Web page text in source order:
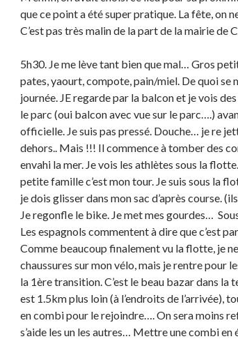
que ce point a été super pratique. La fête, on
C’est pas très malin de la part de la mairie de
5h30. Je me lève tant bien que mal… Gros
pates, yaourt, compote, pain/miel. De quoi se
journée. JE regarde par la balcon et je vois
le parc (oui balcon avec vue sur le parc….)
officielle. Je suis pas pressé. Douche… je re
dehors.. Mais !!! Il commence à tomber des
envahi la mer. Je vois les athlètes sous la
petite famille c’est mon tour. Je suis sous la
je dois glisser dans mon sac d’après course.
Je regonfle le bike. Je met mes gourdes…
Les espagnols commentent à dire que c’est
Comme beaucoup finalement vu la flotte, je
chaussures sur mon vélo, mais je rentre pour
la 1ère transition. C’est le beau bazar dans la
est 1.5km plus loin (à l’endroits de l’arrivée),
en combi pour le rejoindre…. On sera moins
s’aide les un les autres… Mettre une combi en